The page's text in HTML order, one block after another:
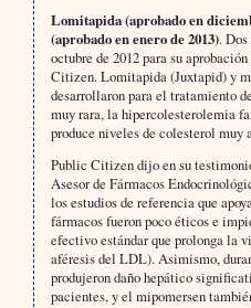
Lomitapida (aprobado en
(aprobado en enero de 2013). Dos
octubre de 2012 para su
Citizen. Lomitapida (Juxtapid) y
desarrollaron para el tratamiento
muy rara, la hipercolesterolemia
produce niveles de colesterol muy
Public Citizen dijo en su
Asesor de Fármacos
los estudios de referencia que
fármacos fueron poco éticos e
efectivo estándar que prolonga la
aféresis del LDL). Asimismo,
produjeron daño hepático
pacientes, y el mipomersen